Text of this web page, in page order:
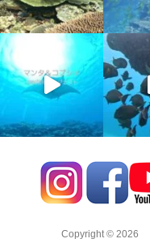
Copyright © 2026